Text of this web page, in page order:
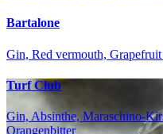
Bartalone
Gin, Red vermouth,
Turf Club
Gin, Absinthe, Maraschino-
Orangenbitter